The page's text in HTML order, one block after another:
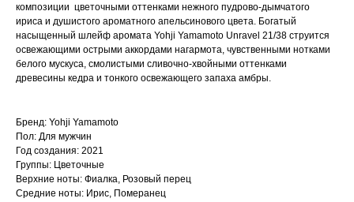
композиции цветочными оттенками нежного пудрово-дымчатого
ириса и душистого ароматного апельсинового цвета. Богатый
насыщенный шлейф аромата Yohji Yamamoto Unravel 21/38 струится
освежающими острыми аккордами нагармота, чувственными нотками
белого мускуса, смолистыми сливочно-хвойными оттенками
древесины кедра и тонкого освежающего запаха амбры.
Бренд: Yohji Yamamoto
Пол: Для мужчин
Год создания: 2021
Группы: Цветочные
Верхние ноты: Фиалка, Розовый перец
Средние ноты: Ирис, Померанец